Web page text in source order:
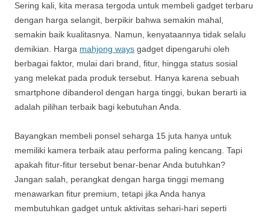
Sering kali, kita merasa tergoda untuk membeli gadget terbaru
dengan harga selangit, berpikir bahwa semakin mahal,
semakin baik kualitasnya. Namun, kenyataannya tidak selalu
demikian. Harga mahjong ways gadget dipengaruhi oleh
berbagai faktor, mulai dari brand, fitur, hingga status sosial
yang melekat pada produk tersebut. Hanya karena sebuah
smartphone dibanderol dengan harga tinggi, bukan berarti ia
adalah pilihan terbaik bagi kebutuhan Anda.
Bayangkan membeli ponsel seharga 15 juta hanya untuk
memiliki kamera terbaik atau performa paling kencang. Tapi
apakah fitur-fitur tersebut benar-benar Anda butuhkan?
Jangan salah, perangkat dengan harga tinggi memang
menawarkan fitur premium, tetapi jika Anda hanya
membutuhkan gadget untuk aktivitas sehari-hari seperti